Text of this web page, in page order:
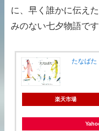
に、早く誰かに伝え
みのない七夕物語です
たなば
楽天市場